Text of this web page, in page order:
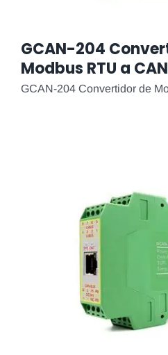
GCAN-204
Modbus RTU a CAN
GCAN-204 Convertidor de